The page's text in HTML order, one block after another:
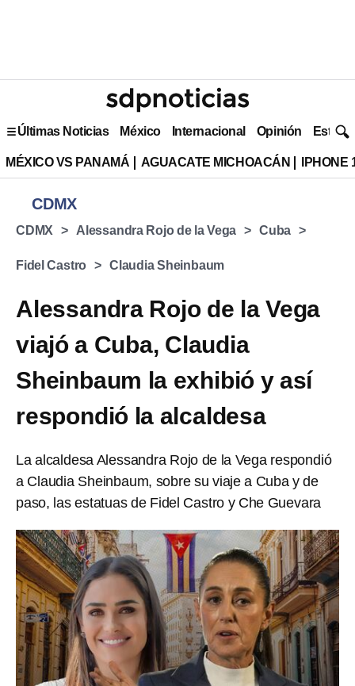
Últimas Noticias México Internacional Opinión Estilo
MÉXICO VS PANAMÁ AGUACATE MICHOACÁN IPHONE
CDMX
CDMX Alessandra Rojo de la Vega Cuba
Fidel Castro Claudia Sheinbaum
Alessandra Rojo de la Vega
viajó a Cuba, Claudia
Sheinbaum la exhibió y así
respondió la alcaldesa
La alcaldesa Alessandra Rojo de la Vega respondió
a Claudia Sheinbaum, sobre su viaje a Cuba y de
paso, las estatuas de Fidel Castro y Che Guevara